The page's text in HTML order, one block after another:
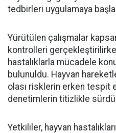
tedbirleri uygulamaya
Yürütülen çalışmalar
kontrolleri
hastalıklarla mücadele
bulunuldu. Hayvan
olası risklerin erken tespit
denetimlerin titizlikle
Yetkililer, hayvan